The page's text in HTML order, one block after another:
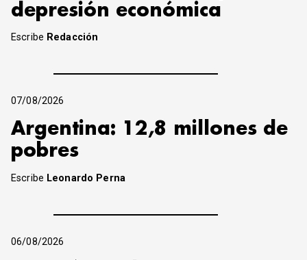
depresión económica
Escribe Redacción
07/08/2026
Argentina: 12,8 millones de
pobres
Escribe Leonardo Perna
06/08/2026